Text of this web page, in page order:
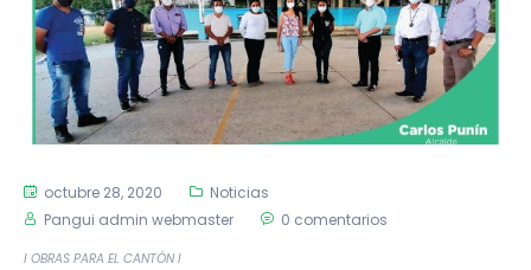
octubre 28, 2020
Noticias
Pangui admin webmaster
0 comentarios
I OBRAS PARA EL CANTÓN I